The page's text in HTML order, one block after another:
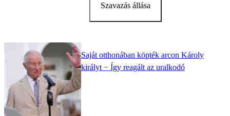
Szavazás állása
Saját otthonában köpték arcon Károly
királyt − Így reagált az uralkodó